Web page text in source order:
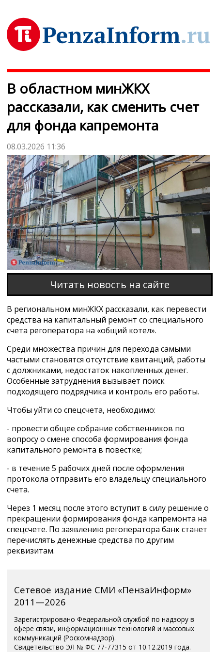
В областном минЖКХ
рассказали, как сменить счет
для фонда капремонта
08.03.2026 11:36
Читать новость на сайте
В региональном минЖКХ рассказали, как перевести
средства на капитальный ремонт со специального
счета регоператора на «общий котел».
Среди множества причин для перехода самыми
частыми становятся отсутствие квитанций, работы
с должниками, недостаток накопленных денег.
Особенные затруднения вызывает поиск
подходящего подрядчика и контроль его работы.
Чтобы уйти со спецсчета, необходимо:
- провести общее собрание собственников по
вопросу о смене способа формирования фонда
капитального ремонта в повестке;
- в течение 5 рабочих дней после оформления
протокола отправить его владельцу специального
счета.
Через 1 месяц после этого вступит в силу решение о
прекращении формирования фонда капремонта на
спецсчете. По заявлению регоператора банк станет
перечислять денежные средства по другим
реквизитам.
Сетевое издание СМИ «ПензаИнформ»
2011—2026
Зарегистрировано Федеральной службой по надзору в
сфере связи, информационных технологий и массовых
коммуникаций (Роскомнадзор).
Свидетельство ЭЛ № ФС 77-77315 от 10.12.2019 года.